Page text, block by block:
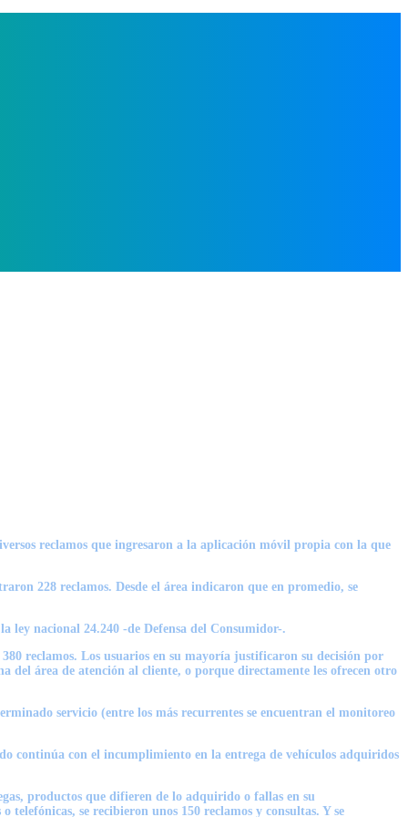
reclamos que ingresaron a la aplicación móvil propia con la que
228 reclamos. Desde el área indicaron que en promedio, se
ley nacional 24.240 -de Defensa del Consumidor-.
reclamos. Los usuarios en su mayoría justificaron su decisión por
del área de atención al cliente, o porque directamente les ofrecen otro
servicio (entre los más recurrentes se encuentran el monitoreo
continúa con el incumplimiento en la entrega de vehículos adquiridos
productos que difieren de lo adquirido o fallas en su
se recibieron unos 150 reclamos y consultas. Y se